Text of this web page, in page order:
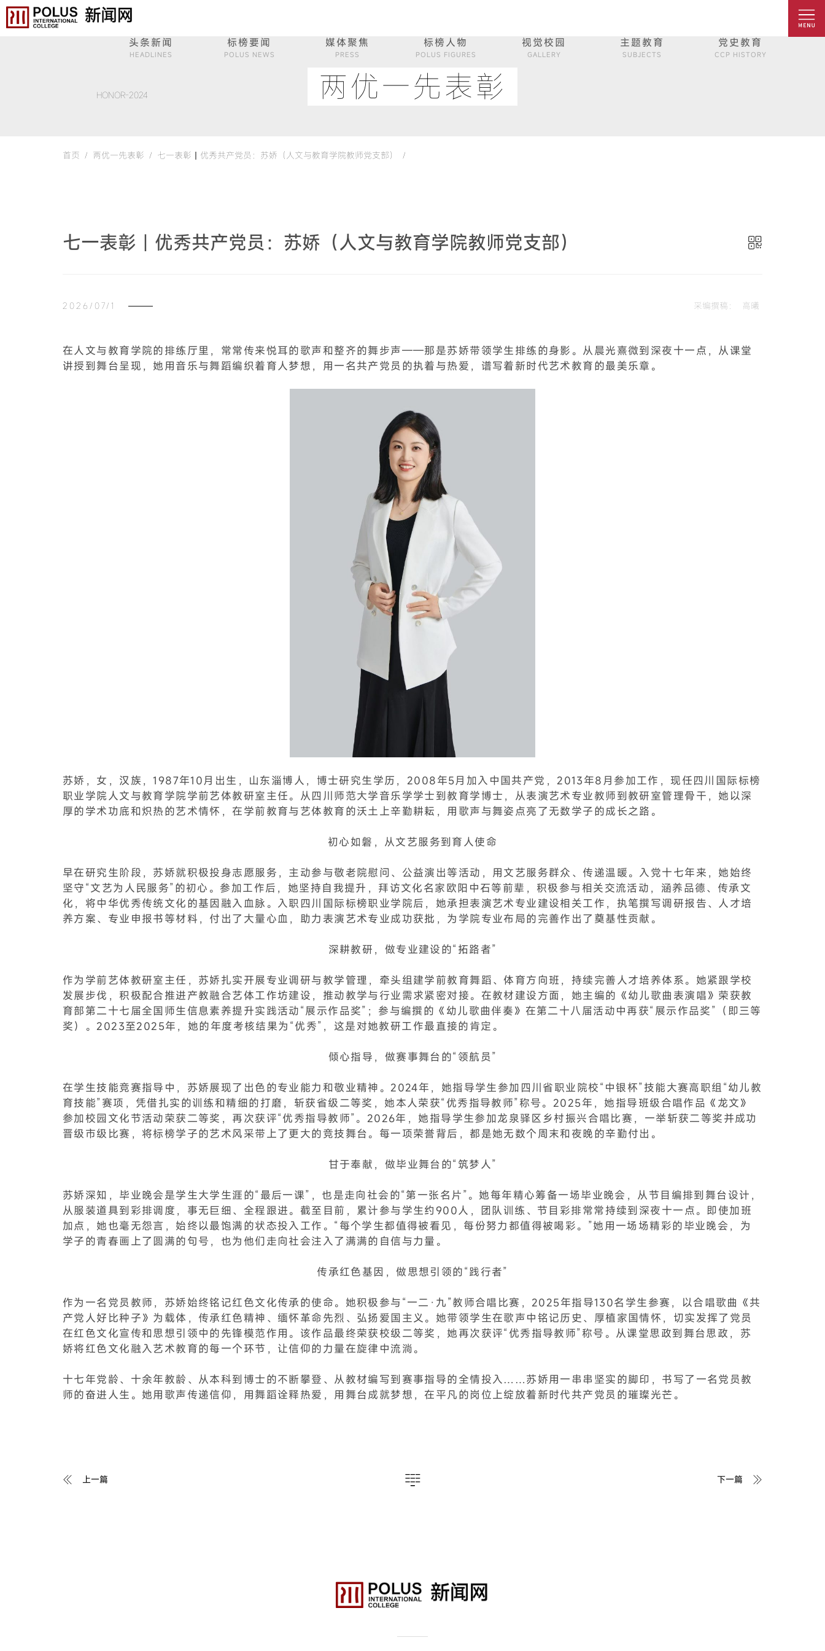
头条新闻
HEADLINES
标榜要闻
POLUS NEWS
媒体聚焦
PRESS
标榜人物
POLUS FIGURES
视觉校园
GALLERY
主题教育
SUBJECTS
党史教育
CCP HISTORY
HONOR-2024 两优一先表彰
首页 / 两优一先表彰 / 七一表彰丨优秀共产党员：苏娇（人文与教育学院教师党支部） /
七一表彰丨优秀共产党员：苏娇（人文与教育学院教师党支部）
2026/07/1 采编撰稿： 高曦
在人文与教育学院的排练厅里，常常传来悦耳的歌声和整齐的舞步声——那是苏娇带领学生排练的身影。从晨光熹微到深夜十一点，从课堂
讲授到舞台呈现，她用音乐与舞蹈编织着育人梦想，用一名共产党员的执着与热爱，谱写着新时代艺术教育的最美乐章。
苏娇，女，汉族，1987年10月出生，山东淄博人，博士研究生学历，2008年5月加入中国共产党，2013年8月参加工作，现任四川国际标榜
职业学院人文与教育学院学前艺体教研室主任。从四川师范大学音乐学学士到教育学博士，从表演艺术专业教师到教研室管理骨干，她以深
厚的学术功底和炽热的艺术情怀，在学前教育与艺体教育的沃土上辛勤耕耘，用歌声与舞姿点亮了无数学子的成长之路。
初心如磐，从文艺服务到育人使命
早在研究生阶段，苏娇就积极投身志愿服务，主动参与敬老院慰问、公益演出等活动，用文艺服务群众、传递温暖。入党十七年来，她始终
坚守“文艺为人民服务”的初心。参加工作后，她坚持自我提升，拜访文化名家欧阳中石等前辈，积极参与相关交流活动，涵养品德、传承文
化，将中华优秀传统文化的基因融入血脉。入职四川国际标榜职业学院后，她承担表演艺术专业建设相关工作，执笔撰写调研报告、人才培
养方案、专业申报书等材料，付出了大量心血，助力表演艺术专业成功获批，为学院专业布局的完善作出了奠基性贡献。
深耕教研，做专业建设的“拓路者”
作为学前艺体教研室主任，苏娇扎实开展专业调研与教学管理，牵头组建学前教育舞蹈、体育方向班，持续完善人才培养体系。她紧跟学校
发展步伐，积极配合推进产教融合艺体工作坊建设，推动教学与行业需求紧密对接。在教材建设方面，她主编的《幼儿歌曲表演唱》荣获教
育部第二十七届全国师生信息素养提升实践活动“展示作品奖”；参与编撰的《幼儿歌曲伴奏》在第二十八届活动中再获“展示作品奖”（即三等
奖）。2023至2025年，她的年度考核结果为“优秀”，这是对她教研工作最直接的肯定。
倾心指导，做赛事舞台的“领航员”
在学生技能竞赛指导中，苏娇展现了出色的专业能力和敬业精神。2024年，她指导学生参加四川省职业院校“中银杯”技能大赛高职组“幼儿教
育技能”赛项，凭借扎实的训练和精细的打磨，斩获省级二等奖，她本人荣获“优秀指导教师”称号。2025年，她指导班级合唱作品《龙文》
参加校园文化节活动荣获二等奖，再次获评“优秀指导教师”。2026年，她指导学生参加龙泉驿区乡村振兴合唱比赛，一举斩获二等奖并成功
晋级市级比赛，将标榜学子的艺术风采带上了更大的竞技舞台。每一项荣誉背后，都是她无数个周末和夜晚的辛勤付出。
甘于奉献，做毕业舞台的“筑梦人”
苏娇深知，毕业晚会是学生大学生涯的“最后一课”，也是走向社会的“第一张名片”。她每年精心筹备一场毕业晚会，从节目编排到舞台设计，
从服装道具到彩排调度，事无巨细、全程跟进。截至目前，累计参与学生约900人，团队训练、节目彩排常常持续到深夜十一点。即使加班
加点，她也毫无怨言，始终以最饱满的状态投入工作。“每个学生都值得被看见，每份努力都值得被喝彩。”她用一场场精彩的毕业晚会，为
学子的青春画上了圆满的句号，也为他们走向社会注入了满满的自信与力量。
传承红色基因，做思想引领的“践行者”
作为一名党员教师，苏娇始终铭记红色文化传承的使命。她积极参与“一二·九”教师合唱比赛，2025年指导130名学生参赛，以合唱歌曲《共
产党人好比种子》为载体，传承红色精神、缅怀革命先烈、弘扬爱国主义。她带领学生在歌声中铭记历史、厚植家国情怀，切实发挥了党员
在红色文化宣传和思想引领中的先锋模范作用。该作品最终荣获校级二等奖，她再次获评“优秀指导教师”称号。从课堂思政到舞台思政，苏
娇将红色文化融入艺术教育的每一个环节，让信仰的力量在旋律中流淌。
十七年党龄、十余年教龄、从本科到博士的不断攀登、从教材编写到赛事指导的全情投入……苏娇用一串串坚实的脚印，书写了一名党员教
师的奋进人生。她用歌声传递信仰，用舞蹈诠释热爱，用舞台成就梦想，在平凡的岗位上绽放着新时代共产党员的璀璨光芒。
上一篇 下一篇